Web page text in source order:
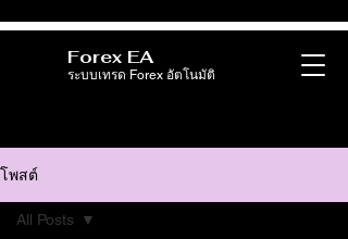
Forex EA
ระบบเทรด Forex อัตโนมัติ
โพสต์
All Posts